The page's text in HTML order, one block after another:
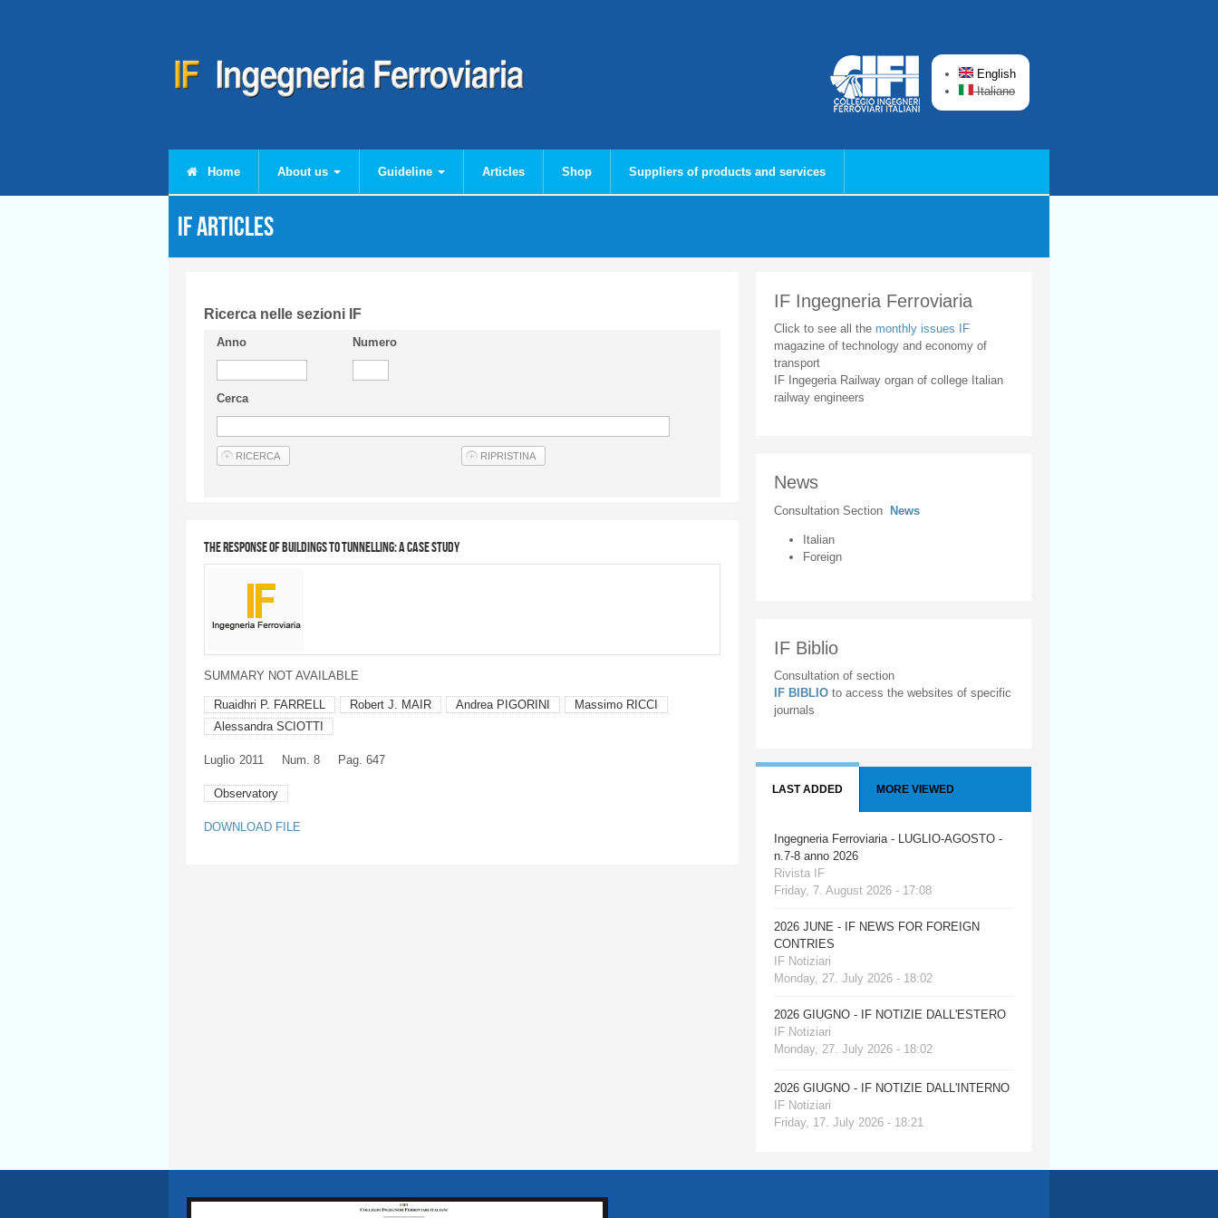
English
Italiano
Home About us Guideline Articles Shop Suppliers of products and services
IF articles
Ricerca nelle sezioni IF
Anno Numero
Cerca
The response of buildings to tunnelling: a case study
SUMMARY NOT AVAILABLE
Ruaidhri P. FARRELL Robert J. MAIR Andrea PIGORINI
Massimo RICCI
Alessandra SCIOTTI
Luglio 2011 Num. 8 Pag. 647
Observatory
DOWNLOAD FILE
IF Ingegneria Ferroviaria
Click to see all the monthly issues IF
magazine of technology and economy of
transport
IF Ingegeria Railway organ of college Italian
railway engineers
News
Consultation Section News
Italian
Foreign
IF Biblio
Consultation of section
IF BIBLIO to access the websites of specific
journals
LAST ADDED MORE VIEWED
Ingegneria Ferroviaria - LUGLIO-AGOSTO -
n.7-8 anno 2026
Rivista IF
Friday, 7. August 2026 - 17:08
2026 JUNE - IF NEWS FOR FOREIGN
CONTRIES
IF Notiziari
Monday, 27. July 2026 - 18:02
2026 GIUGNO - IF NOTIZIE DALL'ESTERO
IF Notiziari
Monday, 27. July 2026 - 18:02
2026 GIUGNO - IF NOTIZIE DALL'INTERNO
IF Notiziari
Friday, 17. July 2026 - 18:21